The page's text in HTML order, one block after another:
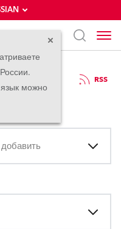
можно
RSS